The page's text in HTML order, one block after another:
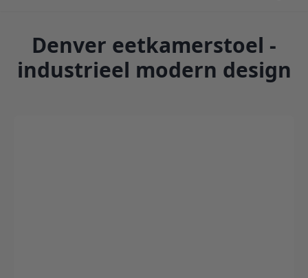
Denver eetkamerstoel -
industrieel modern design